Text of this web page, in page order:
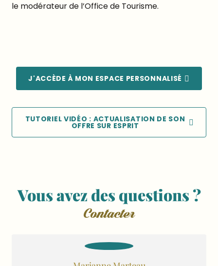
le modérateur de l’Office de Tourisme.
J'ACCÈDE À MON ESPACE PERSONNALISÉ
TUTORIEL VIDÉO : ACTUALISATION DE SON
OFFRE SUR ESPRIT
Vous avez des questions ?
Contacter